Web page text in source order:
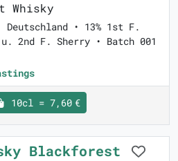
Whisky
• 13% 1st F.
2nd F. Sherry • Batch 001
10cl = 7,60 €
Blackforest